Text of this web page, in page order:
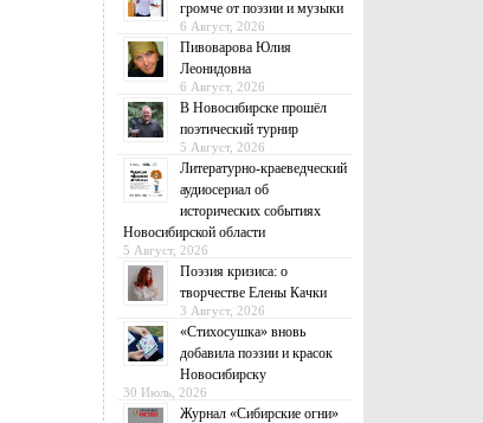
громче от поэзии и музыки
6 Август, 2026
Пивоварова Юлия
Леонидовна
6 Август, 2026
В Новосибирске прошёл
поэтический турнир
5 Август, 2026
Литературно-краеведческий
аудиосериал об
исторических событиях
Новосибирской области
5 Август, 2026
Поэзия кризиса: о
творчестве Елены Качки
3 Август, 2026
«Стихосушка» вновь
добавила поэзии и красок
Новосибирску
30 Июль, 2026
Журнал «Сибирские огни»